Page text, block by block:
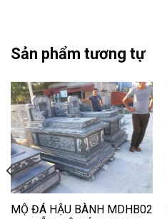
Sản phẩm tương tự
MỘ ĐÁ HẬU BÀNH MDHB02